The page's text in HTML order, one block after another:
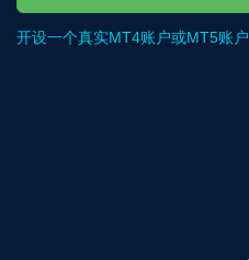
开设一个真实MT4账户或MT5账户